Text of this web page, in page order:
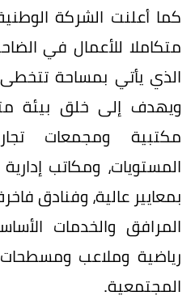
متكاملا للأعمال في
الذي يأتي بمساحة
ويهدف إلى خلق بيئة
مكتبية ومجمعات
المستويات، ومكاتب
بمعايير عالية، وفنادق
المرافق والخدمات
رياضية وملاعب
المجتمعية.